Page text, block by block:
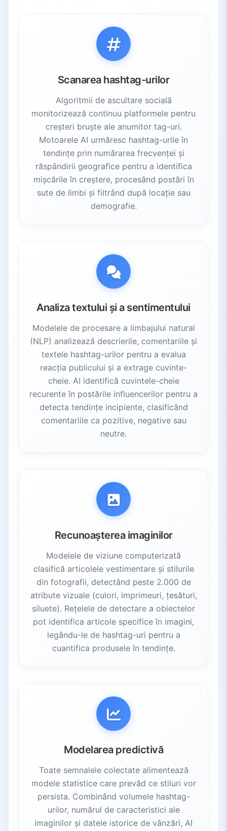
Detectare timpurie
Marketing personalizat
Concluzii cheieScanarea hashtag-urilor
Algoritmii de ascultare socială
monitorizează continuu platformele pentru
creșteri bruște ale anumitor tag-uri.
Motoarele AI urmăresc hashtag-urile în
tendințe prin numărarea frecvenței și
răspândirii geografice pentru a identifica
mișcările în creștere, procesând postări în
sute de limbi și filtrând după locație sau
demografie.
Analiza textului și a sentimentului
Modelele de procesare a limbajului natural
(NLP) analizează descrierile, comentariile și
textele hashtag-urilor pentru a evalua
reacția publicului și a extrage cuvinte-
cheie. AI identifică cuvintele-cheie
recurente în postările influencerilor pentru a
detecta tendințe incipiente, clasificând
comentariile ca pozitive, negative sau
neutre.
Recunoașterea imaginilor
Modelele de viziune computerizată
clasifică articolele vestimentare și stilurile
din fotografii, detectând peste 2.000 de
atribute vizuale (culori, imprimeuri, țesături,
siluete). Rețelele de detectare a obiectelor
pot identifica articole specifice în imagini,
legându-le de hashtag-uri pentru a
cuantifica produsele în tendințe.
Modelarea predictivă
Toate semnalele colectate alimentează
modele statistice care prevăd ce stiluri vor
persista. Combinând volumele hashtag-
urilor, numărul de caracteristici ale
imaginilor și datele istorice de vânzări, AI